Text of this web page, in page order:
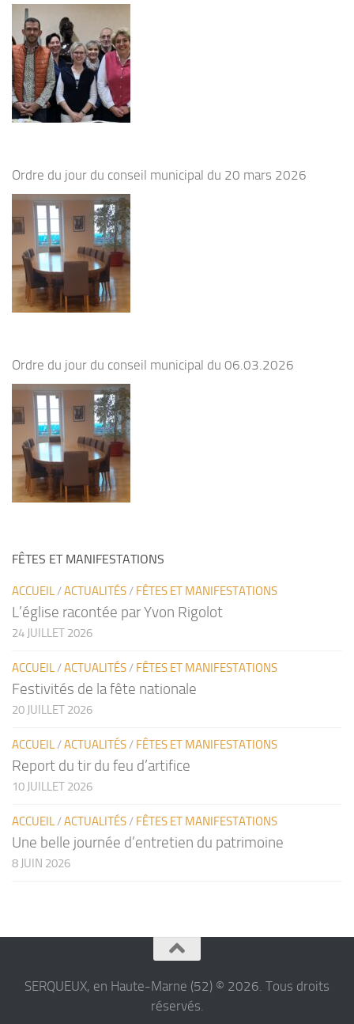
Ordre du jour du conseil municipal du 20 mars 2026
Ordre du jour du conseil municipal du 06.03.2026
FÊTES ET MANIFESTATIONS
ACCUEIL/ACTUALITÉS/ FÊTES ET MANIFESTATIONS
L’église racontée par Yvon Rigolot
24 JUILLET 2026
ACCUEIL/ACTUALITÉS/ FÊTES ET MANIFESTATIONS
Festivités de la fête nationale
20 JUILLET 2026
ACCUEIL/ACTUALITÉS/ FÊTES ET MANIFESTATIONS
Report du tir du feu d’artifice
10 JUILLET 2026
ACCUEIL/ACTUALITÉS/ FÊTES ET MANIFESTATIONS
Une belle journée d’entretien du patrimoine
8 JUIN 2026
SERQUEUX, en Haute-Marne (52) © 2026. Tous droits
réservés.